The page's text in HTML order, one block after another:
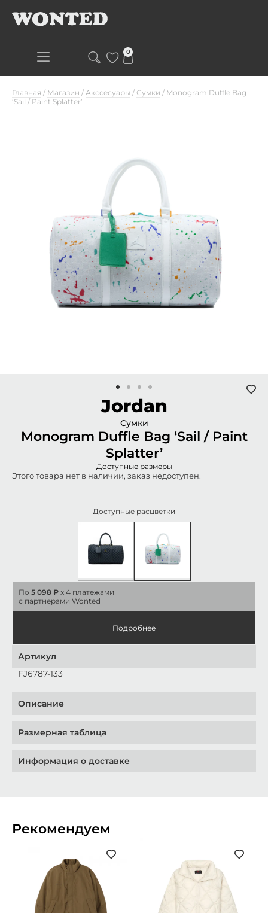
0
Главная / Магазин / Акссесуары / Сумки / Monogram Duffle Bag
‘Sail / Paint Splatter’
Jordan
Сумки
Monogram Duffle Bag ‘Sail / Paint
Splatter’
Доступные размеры
Этого товара нет в наличии, заказ недоступен.
Доступные расцветки
По 5 098 ₽ x 4 платежами
с партнерами Wonted
Подробнее
Артикул
FJ6787-133
Описание
Размерная таблица
Информация о доставке
Рекомендуем